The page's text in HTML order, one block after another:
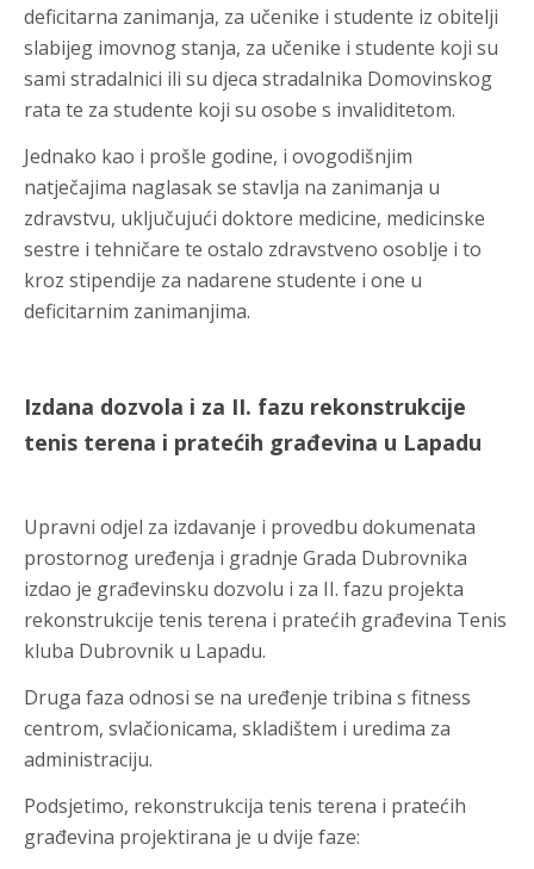
deficitarna zanimanja, za učenike i studente iz obitelji
slabijeg imovnog stanja, za učenike i studente koji su
sami stradalnici ili su djeca stradalnika Domovinskog
rata te za studente koji su osobe s invaliditetom.
Jednako kao i prošle godine, i ovogodišnjim
natječajima naglasak se stavlja na zanimanja u
zdravstvu, uključujući doktore medicine, medicinske
sestre i tehničare te ostalo zdravstveno osoblje i to
kroz stipendije za nadarene studente i one u
deficitarnim zanimanjima.
Izdana dozvola i za II. fazu rekonstrukcije
tenis terena i pratećih građevina u Lapadu
Upravni odjel za izdavanje i provedbu dokumenata
prostornog uređenja i gradnje Grada Dubrovnika
izdao je građevinsku dozvolu i za II. fazu projekta
rekonstrukcije tenis terena i pratećih građevina Tenis
kluba Dubrovnik u Lapadu.
Druga faza odnosi se na uređenje tribina s fitness
centrom, svlačionicama, skladištem i uredima za
administraciju.
Podsjetimo, rekonstrukcija tenis terena i pratećih
građevina projektirana je u dvije faze: